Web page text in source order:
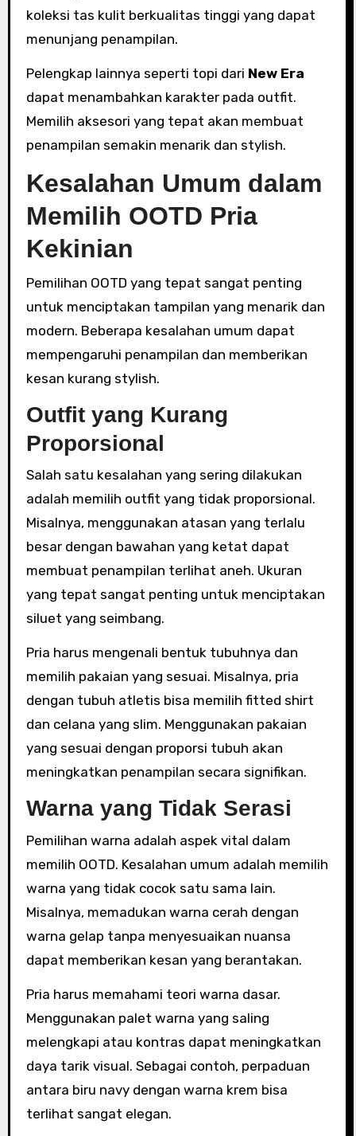
koleksi tas kulit berkualitas tinggi yang dapat
menunjang penampilan.
Pelengkap lainnya seperti topi dari New Era
dapat menambahkan karakter pada outfit.
Memilih aksesori yang tepat akan membuat
penampilan semakin menarik dan stylish.
Kesalahan Umum dalam
Memilih OOTD Pria
Kekinian
Pemilihan OOTD yang tepat sangat penting
untuk menciptakan tampilan yang menarik dan
modern. Beberapa kesalahan umum dapat
mempengaruhi penampilan dan memberikan
kesan kurang stylish.
Outfit yang Kurang
Proporsional
Salah satu kesalahan yang sering dilakukan
adalah memilih outfit yang tidak proporsional.
Misalnya, menggunakan atasan yang terlalu
besar dengan bawahan yang ketat dapat
membuat penampilan terlihat aneh. Ukuran
yang tepat sangat penting untuk menciptakan
siluet yang seimbang.
Pria harus mengenali bentuk tubuhnya dan
memilih pakaian yang sesuai. Misalnya, pria
dengan tubuh atletis bisa memilih fitted shirt
dan celana yang slim. Menggunakan pakaian
yang sesuai dengan proporsi tubuh akan
meningkatkan penampilan secara signifikan.
Warna yang Tidak Serasi
Pemilihan warna adalah aspek vital dalam
memilih OOTD. Kesalahan umum adalah memilih
warna yang tidak cocok satu sama lain.
Misalnya, memadukan warna cerah dengan
warna gelap tanpa menyesuaikan nuansa
dapat memberikan kesan yang berantakan.
Pria harus memahami teori warna dasar.
Menggunakan palet warna yang saling
melengkapi atau kontras dapat meningkatkan
daya tarik visual. Sebagai contoh, perpaduan
antara biru navy dengan warna krem bisa
terlihat sangat elegan.